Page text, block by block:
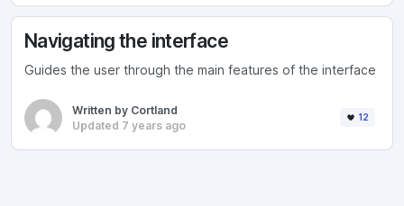
Navigating the interface
Guides the user through the main features of the interface
Written by Cortland
Updated 7 years ago
12